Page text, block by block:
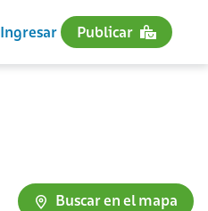
Ingresar Publicar
Buscar en el mapa